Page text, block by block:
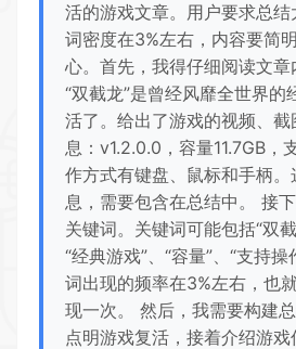
活的游戏文章。用户要求总
词密度在3%左右，内容要简
心。首先，我得仔细阅读文
“双截龙”是曾经风靡全世界的
活了。给出了游戏的视频、
息：v1.2.0.0，容量11.7GB，
作方式有键盘、鼠标和手柄
息，需要包含在总结中。 接
关键词。关键词可能包括“双截
“经典游戏”、“容量”、“支持
词出现的频率在3%左右，也
现一次。 然后，我需要构建
点明游戏复活，接着介绍游戏